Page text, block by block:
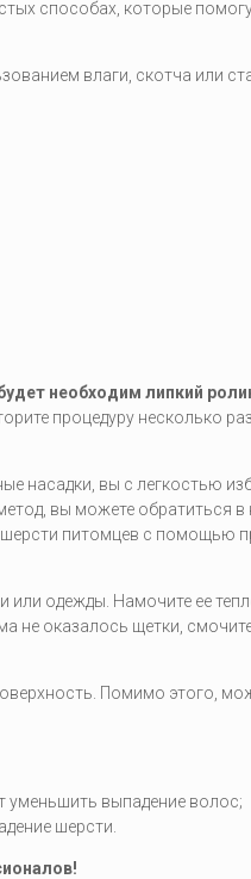
способах, которые
влаги, скотча или
необходим липкий
процедуру несколько
насадки, вы с легкостью
вы можете обратиться
питомцев с помощью
или одежды. Намочите ее
не оказалось щетки,
Помимо этого,
уменьшить выпадение волос;
шерсти.